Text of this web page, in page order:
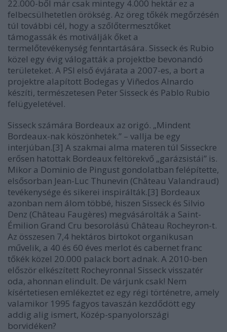
22.000-ből már csak mintegy 4.000 hektár ez a
felbecsülhetetlen örökség. Az öreg tőkék megőrzésén
túl további cél, hogy a szőlőtermesztőket
támogassák és motiválják őket a
termelőtevékenység fenntartására. Sisseck és Rubio
közel egy évig válogatták a projektbe bevonandó
területeket. A PSI első évjárata a 2007-es, a bort a
projektre alapított Bodegas y Viñedos Alnardo
készíti, természetesen Peter Sisseck és Pablo Rubio
felügyeletével.
Sisseck számára Bordeaux az origó. „Mindent
Bordeaux-nak köszönhetek.” – vallja be egy
interjúban.[3] A szakmai alma materen túl Sisseckre
erősen hatottak Bordeaux feltörekvő „garázsistái” is.
Mikor a Dominio de Pingust gondolatban felépítette,
elsősorban Jean-Luc Thunevin (Château Valandraud)
tevékenysége és sikerei inspirálták.[3] Bordeaux
azonban nem álom többé, hiszen Sisseck és Silvio
Denz (Château Faugères) megvásárolták a Saint-
Émilion Grand Cru besorolású Château Rocheyron-t.
Az összesen 7,4 hektáros birtokot organikusan
művelik, a 40 és 60 éves merlot és cabernet franc
tőkék közel 20.000 palack bort adnak. A 2010-ben
először elkészített Rocheyronnal Sisseck visszatér
oda, ahonnan elindult. De várjunk csak! Nem
kísértetiesen emlékeztet ez egy régi történetre, amely
valamikor 1995 fagyos tavaszán kezdődött egy
addig alig ismert, Közép-spanyolországi
borvidéken?